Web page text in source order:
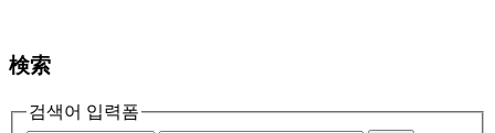
検索
검색어 입력폼